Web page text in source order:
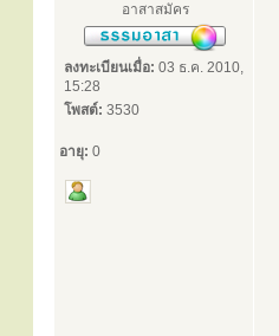
อาสาสมัคร
ลงทะเบียนเมื่อ: 03 ธ.ค. 2010,
15:28
โพสต์: 3530
อายุ: 0